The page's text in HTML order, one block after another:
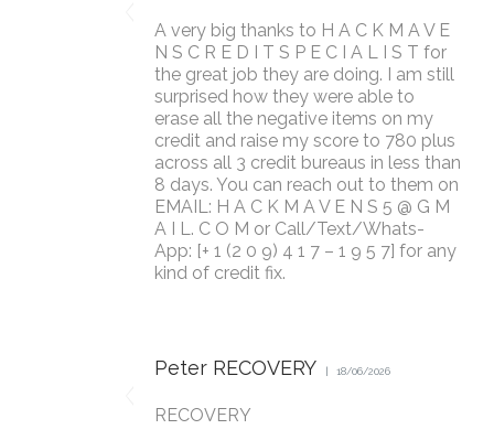
A very big thanks to H A C K M A V E
N S C R E D I T S P E C I A L I S T for
the great job they are doing. I am still
surprised how they were able to
erase all the negative items on my
credit and raise my score to 780 plus
across all 3 credit bureaus in less than
8 days. You can reach out to them on
EMAIL: H A C K M A V E N S 5 @ G M
A I L. C O M or Call/Text/Whats-
App: [+ 1 (2 0 9) 4 1 7 – 1 9 5 7] for any
kind of credit fix.
Peter RECOVERY 18/06/2026
RECOVERY